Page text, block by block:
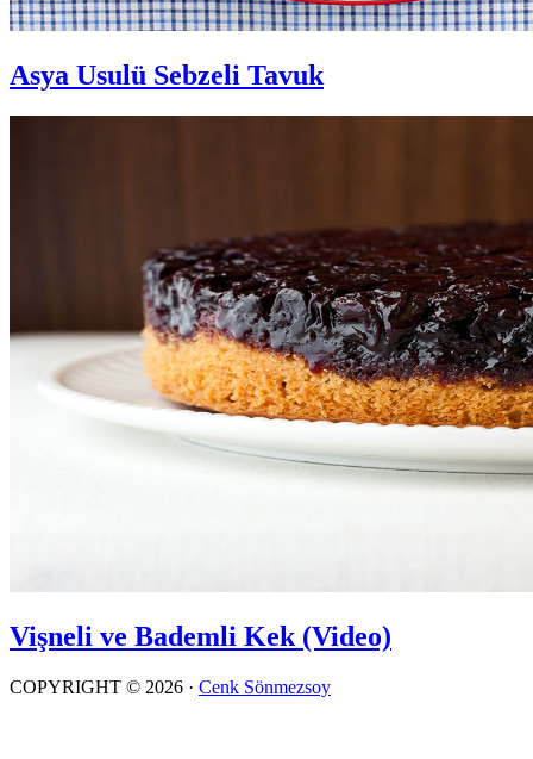
Asya Usulü Sebzeli Tavuk
Vişneli ve Bademli Kek (Video)
COPYRIGHT © 2026 · Cenk Sönmezsoy